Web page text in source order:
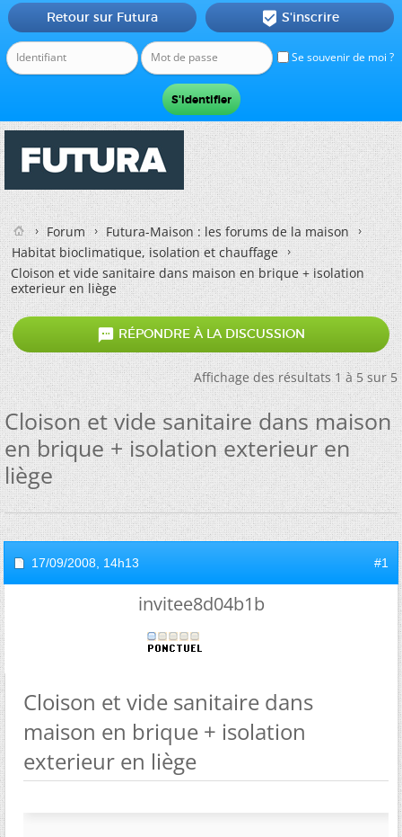
Se souvenir de moi ?
Retour sur Futura  S'inscrire
Forum
Futura-Maison : les forums de la maison
Habitat bioclimatique, isolation et chauffage
Cloison et vide sanitaire dans maison en brique + isolation
exterieur en liège
 RÉPONDRE À LA DISCUSSION
Affichage des résultats 1 à 5 sur 5
Cloison et vide sanitaire dans maison
en brique + isolation exterieur en
liège
17/09/2008, 14h13 #1
invitee8d04b1b
Cloison et vide sanitaire dans
maison en brique + isolation
exterieur en liège